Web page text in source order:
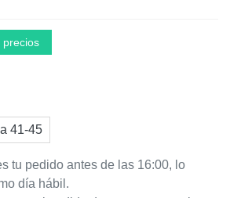
precios
41-45
tu pedido antes de las 16:00, lo
día hábil.